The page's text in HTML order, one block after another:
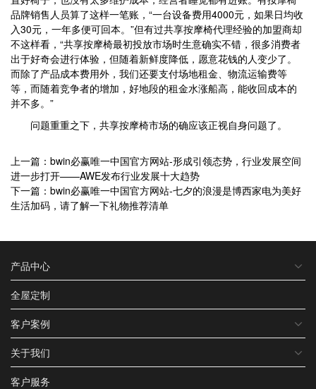
品牌销售人员算了这样一笔账，“一台设备费用4000元，如果日均收
入30元，一年多便可回本。”但有过共享按摩椅代理经验的加盟商却
不这样看，“共享按摩椅最初投放市场时生意确实不错，很多消费者
出于好奇会进行体验，但随着新鲜度降低，愿意花钱的人变少了。
而除了产品成本费用外，我们还要支付场地租金、物流运输费等
等，而随着竞争者的增加，好地段的租金水涨船高，能收回成本的
并不多。”
问题重重之下，共享按摩椅市场的确应该正视自身问题了。
上一篇：bwin必赢唯一中国官方网站-形成引领态势，行业发展空间
进一步打开——AWE发布行业发展十大趋势
下一篇：bwin必赢唯一中国官方网站-七夕的浪漫是博西家电为美好
生活加码，请了解一下礼物推荐清单
产品中心
全屋定制
客户案例
关于我们
客户服务